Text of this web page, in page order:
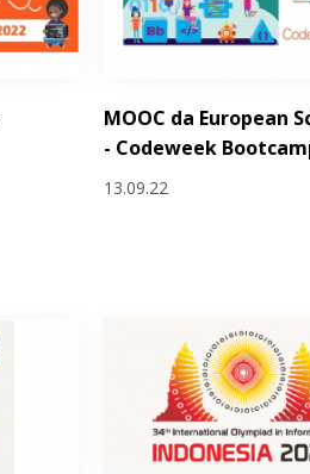
MOOC da European
- Codeweek
13.09.22